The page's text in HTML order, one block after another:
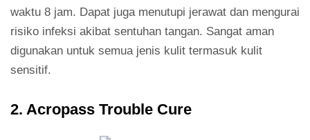
waktu 8 jam. Dapat juga menutupi jerawat dan mengurai
risiko infeksi akibat sentuhan tangan. Sangat aman
digunakan untuk semua jenis kulit termasuk kulit
sensitif.
2. Acropass Trouble Cure